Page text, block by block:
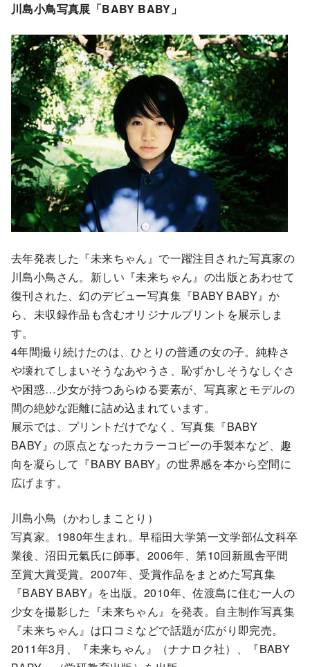
川島小鳥写真展「BABY BABY」
去年発表した『未来ちゃん』で一躍注目された写真家の
川島小鳥さん。新しい『未来ちゃん』の出版とあわせて
復刊された、幻のデビュー写真集『BABY BABY』か
ら、未収録作品も含むオリジナルプリントを展示しま
す。
4年間撮り続けたのは、ひとりの普通の女の子。純粋さ
や壊れてしまいそうなあやうさ、恥ずかしそうなしぐさ
や困惑…少女が持つあらゆる要素が、写真家とモデルの
間の絶妙な距離に詰め込まれています。
展示では、プリントだけでなく、写真集『BABY
BABY』の原点となったカラーコピーの手製本など、趣
向を凝らして『BABY BABY』の世界感を本から空間に
広げます。
川島小鳥（かわしまことり）
写真家。1980年生まれ。早稲田大学第一文学部仏文科卒
業後、沼田元氣氏に師事。2006年、第10回新風舎平間
至賞大賞受賞。2007年、受賞作品をまとめた写真集
『BABY BABY』を出版。2010年、佐渡島に住む一人の
少女を撮影した『未来ちゃん』を発表。自主制作写真集
『未来ちゃん』は口コミなどで話題が広がり即完売。
2011年3月、『未来ちゃん』（ナナロク社）、『BABY